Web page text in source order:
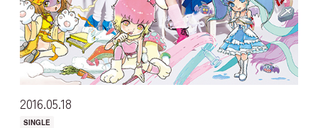
20160518
SINGLE